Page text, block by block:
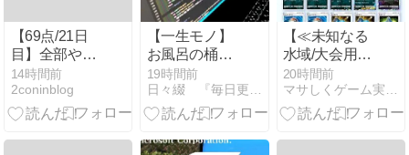
【69点/21日
目】全部やる
夏休みが終わ
るまで残り
24/44日〜明日
14時間前
2coninblog
【一生モノ】
お風呂の桶が
割れるストレ
スから完全解
放！伝説の
桶」が最強す
19時間前
【≪未知なる
水域/大会用デ
ッキ≫ ポケポ
ケ攻略『タギ
ングル/ペンド
20時間前